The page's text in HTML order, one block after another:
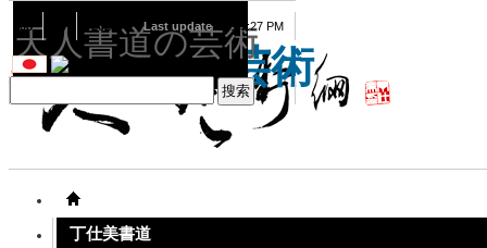
天人書道の芸術
丁仕美書道
08 10 2026 Last update 08:15:27 PM
天人書道の芸術